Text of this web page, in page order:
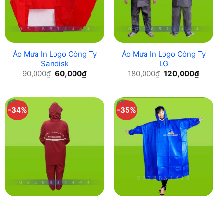
Áo Mưa In Logo Công Ty
Sandisk
90,000₫ Original
price
90,000₫.
60,000₫Current
price
60,000₫.
Áo Mưa In Logo Công Ty
LG
180,000₫ Original
price
180,000₫.
120,000₫
price
-34%
-35%